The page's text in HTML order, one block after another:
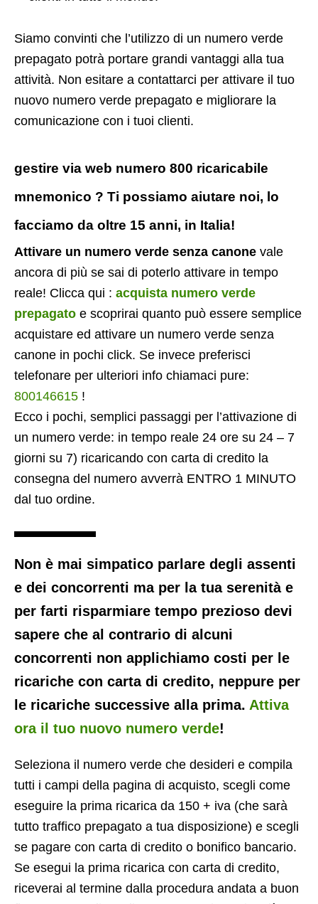
Siamo convinti che l’utilizzo di un numero verde
prepagato potrà portare grandi vantaggi alla tua
attività. Non esitare a contattarci per attivare il tuo
nuovo numero verde prepagato e migliorare la
comunicazione con i tuoi clienti.
gestire via web numero 800 ricaricabile
mnemonico ? Ti possiamo aiutare noi, lo
facciamo da oltre 15 anni, in Italia!
Attivare un numero verde senza canone vale
ancora di più se sai di poterlo attivare in tempo
reale! Clicca qui : acquista numero verde
prepagato e scoprirai quanto può essere semplice
acquistare ed attivare un numero verde senza
canone in pochi click. Se invece preferisci
telefonare per ulteriori info chiamaci pure:
800146615 !
Ecco i pochi, semplici passaggi per l’attivazione di
un numero verde: in tempo reale 24 ore su 24 – 7
giorni su 7) ricaricando con carta di credito la
consegna del numero avverrà ENTRO 1 MINUTO
dal tuo ordine.
Non è mai simpatico parlare degli assenti
e dei concorrenti ma per la tua serenità e
per farti risparmiare tempo prezioso devi
sapere che al contrario di alcuni
concorrenti non applichiamo costi per le
ricariche con carta di credito, neppure per
le ricariche successive alla prima. Attiva
ora il tuo nuovo numero verde!
Seleziona il numero verde che desideri e compila
tutti i campi della pagina di acquisto, scegli come
eseguire la prima ricarica da 150 + iva (che sarà
tutto traffico prepagato a tua disposizione) e scegli
se pagare con carta di credito o bonifico bancario.
Se esegui la prima ricarica con carta di credito,
riceverai al termine dalla procedura andata a buon